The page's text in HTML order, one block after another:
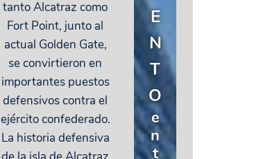
tanto Alcatraz como
Fort Point, junto al
actual Golden Gate,
se convirtieron en
importantes puestos
defensivos contra el
ejército confederado.
La historia defensiva
E
N
T
O
e
n
t